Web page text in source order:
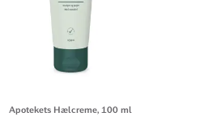
Apotekets Hælcreme, 100 ml